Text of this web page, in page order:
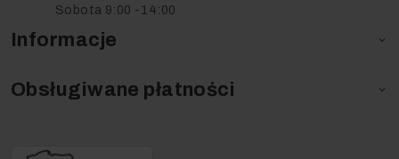
Informacje 
Obsługiwane płatności 
Sobota 9:00 -14:00